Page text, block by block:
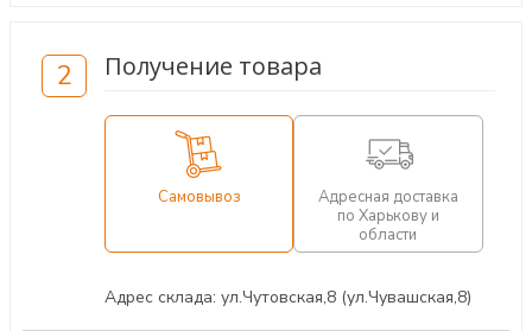
2 Получение товара
Самовывоз
Адресная доставка
по Харькову и
области
Адрес склада: ул.Чутовская,8 (ул.Чувашская,8)